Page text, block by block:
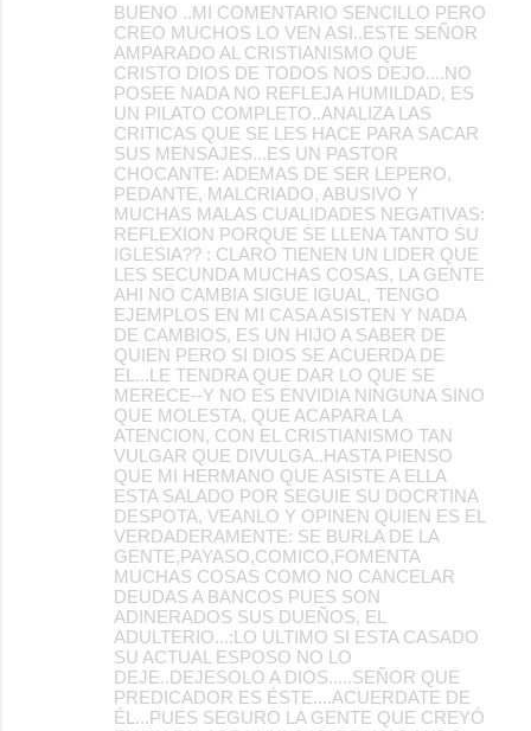
BUENO ..MI COMENTARIO SENCILLO PERO
CREO MUCHOS LO VEN ASI..ESTE SEÑOR
AMPARADO AL CRISTIANISMO QUE
CRISTO DIOS DE TODOS NOS DEJO....NO
POSEE NADA NO REFLEJA HUMILDAD, ES
UN PILATO COMPLETO..ANALIZA LAS
CRITICAS QUE SE LES HACE PARA SACAR
SUS MENSAJES...ES UN PASTOR
CHOCANTE: ADEMAS DE SER LEPERO,
PEDANTE, MALCRIADO, ABUSIVO Y
MUCHAS MALAS CUALIDADES NEGATIVAS:
REFLEXION PORQUE SE LLENA TANTO SU
IGLESIA?? : CLARO TIENEN UN LIDER QUE
LES SECUNDA MUCHAS COSAS, LA GENTE
AHI NO CAMBIA SIGUE IGUAL, TENGO
EJEMPLOS EN MI CASA ASISTEN Y NADA
DE CAMBIOS, ES UN HIJO A SABER DE
QUIEN PERO SI DIOS SE ACUERDA DE
EL...LE TENDRA QUE DAR LO QUE SE
MERECE--Y NO ES ENVIDIA NINGUNA SINO
QUE MOLESTA, QUE ACAPARA LA
ATENCION, CON EL CRISTIANISMO TAN
VULGAR QUE DIVULGA..HASTA PIENSO
QUE MI HERMANO QUE ASISTE A ELLA
ESTA SALADO POR SEGUIE SU DOCRTINA
DESPOTA, VEANLO Y OPINEN QUIEN ES EL
VERDADERAMENTE: SE BURLA DE LA
GENTE,PAYASO,COMICO,FOMENTA
MUCHAS COSAS COMO NO CANCELAR
DEUDAS A BANCOS PUES SON
ADINERADOS SUS DUEÑOS, EL
ADULTERIO...:LO ULTIMO SI ESTA CASADO
SU ACTUAL ESPOSO NO LO
DEJE..DEJESOLO A DIOS.....SEÑOR QUE
PREDICADOR ES ÉSTE....ACUERDATE DE
ÉL...PUES SEGURO LA GENTE QUE CREYÓ